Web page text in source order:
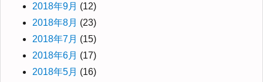
2018年9月 (12)
2018年8月 (23)
2018年7月 (15)
2018年6月 (17)
2018年5月 (16)